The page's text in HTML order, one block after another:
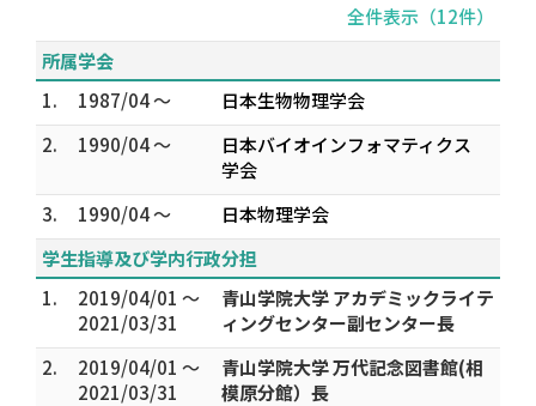
全件表示（12件）
所属学会
1.
1987/04 ～
日本生物物理学会
2.
1990/04 ～
日本バイオインフォマティクス
学会
3.
1990/04 ～
日本物理学会
学生指導及び学内行政分担
1.
2019/04/01 ～
2021/03/31
青山学院大学 アカデミックライテ
ィングセンター副センター長
2.
2019/04/01 ～
2021/03/31
青山学院大学 万代記念図書館(相
模原分館）長